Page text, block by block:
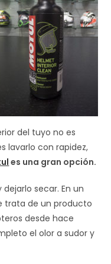
del tuyo no es
lavarlo con rapidez,
es una gran opción.
secar. En un
trata de un producto
desde hace
el olor a sudor y